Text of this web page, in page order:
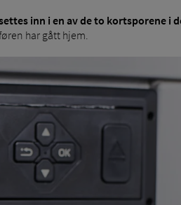
inn i en av de to kortsporene i
har gått hjem.